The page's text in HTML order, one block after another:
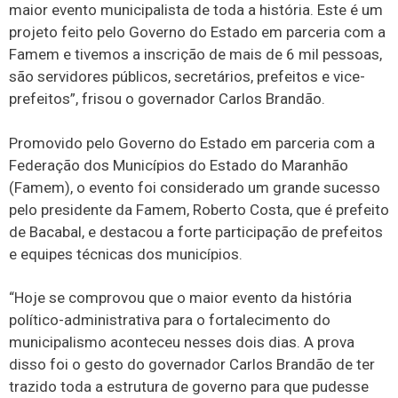
maior evento municipalista de toda a história. Este é um
projeto feito pelo Governo do Estado em parceria com a
Famem e tivemos a inscrição de mais de 6 mil pessoas,
são servidores públicos, secretários, prefeitos e vice-
prefeitos”, frisou o governador Carlos Brandão.
Promovido pelo Governo do Estado em parceria com a
Federação dos Municípios do Estado do Maranhão
(Famem), o evento foi considerado um grande sucesso
pelo presidente da Famem, Roberto Costa, que é prefeito
de Bacabal, e destacou a forte participação de prefeitos
e equipes técnicas dos municípios.
“Hoje se comprovou que o maior evento da história
político-administrativa para o fortalecimento do
municipalismo aconteceu nesses dois dias. A prova
disso foi o gesto do governador Carlos Brandão de ter
trazido toda a estrutura de governo para que pudesse